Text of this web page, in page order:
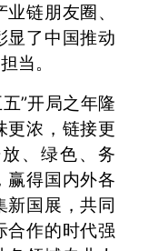
链朋友圈、
显了中国推动
当。
”开局之年隆
更浓，链接更
、绿色、务
赢得国内外各
新国展，共同
合作的时代强